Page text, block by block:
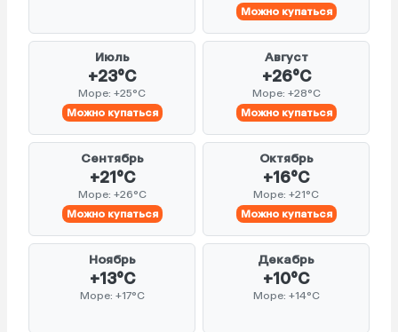
Можно купаться
Июль
+23°C
Море: +25°C
Можно купаться
Август
+26°C
Море: +28°C
Можно купаться
Сентябрь
+21°C
Море: +26°C
Можно купаться
Октябрь
+16°C
Море: +21°C
Можно купаться
Ноябрь
+13°C
Море: +17°C
Декабрь
+10°C
Море: +14°C